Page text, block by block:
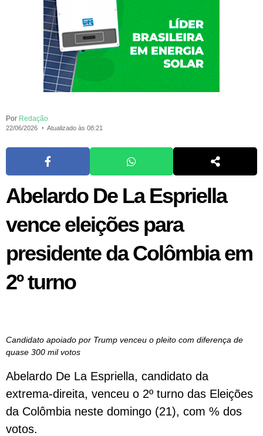
Por Redação
22/06/2026 Atualizado às 08:21
Abelardo De La Espriella
vence eleições para
presidente da Colômbia em
2º turno
Candidato apoiado por Trump venceu o pleito com diferença de
quase 300 mil votos
Abelardo De La Espriella, candidato da
extrema-direita, venceu o 2º turno das Eleições
da Colômbia neste domingo (21), com % dos
votos.